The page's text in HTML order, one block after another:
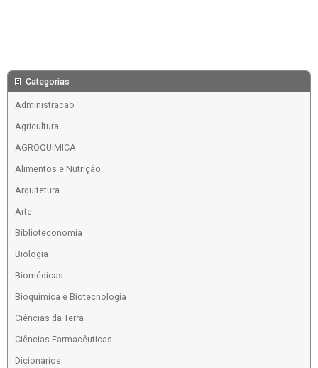
Categorias
Administracao
Agricultura
AGROQUIMICA
Alimentos e Nutrição
Arquitetura
Arte
Biblioteconomia
Biologia
Biomédicas
Bioquímica e Biotecnologia
Ciências da Terra
Ciências Farmacêuticas
Dicionários